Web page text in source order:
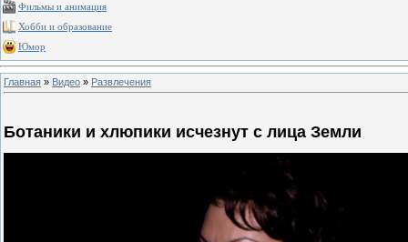
Фильмы и анимация
Хобби и образование
Юмор
Главная » Видео » Развлечения
Ботаники и хлюпики исчезнут с лица Земли